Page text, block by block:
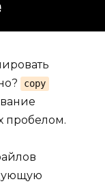
copy
пробелом.